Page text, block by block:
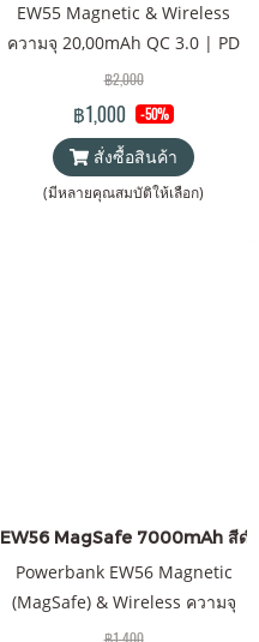
EW55 Magnetic & Wireless
ความจุ 20,00mAh QC 3.0 | PD
20W แบตเตอรี่สำรองไร้สายระบบ
แม่เหล็ก พาวเวอร์แบงค์ &
Wireless Charger Orsen by
Eloop ของแท้ 100% ได้รับ
มาตรฐาน มอก. แถมฟรี! ซอง &
฿2,000
฿1,000 -50%
สั่งซื้อสินค้า
(มีหลายคุณสมบัติให้เลือก)
EW56 MagSafe 7000mAh สีดำ
Powerbank EW56 Magnetic
(MagSafe) & Wireless ความจุ
7000mAh QC 3.0 | PD 20W พา